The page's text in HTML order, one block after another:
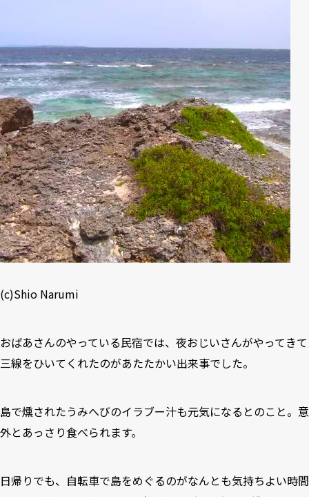
(c)Shio Narumi
おばあさんのやっている民宿では、夜おじいさんがやってきて
三線をひいてくれたのがあたたかい出来事でした。
島で燻されたうみへびのイラブー汁も元気になるとのこと。意
外とあっさり食べられます。
日帰りでも、自転車で島をめぐるのがなんとも気持ちよい時間